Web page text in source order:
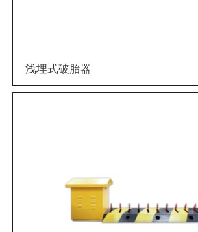
浅埋式破胎器